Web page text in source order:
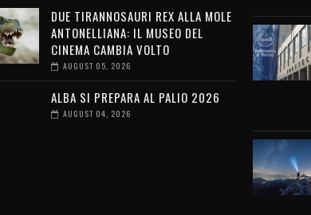
DUE TIRANNOSAURI REX ALLA MOLE
ANTONELLIANA: IL MUSEO DEL
CINEMA CAMBIA VOLTO
AUGUST 05, 2026
ALBA SI PREPARA AL PALIO 2026
AUGUST 04, 2026